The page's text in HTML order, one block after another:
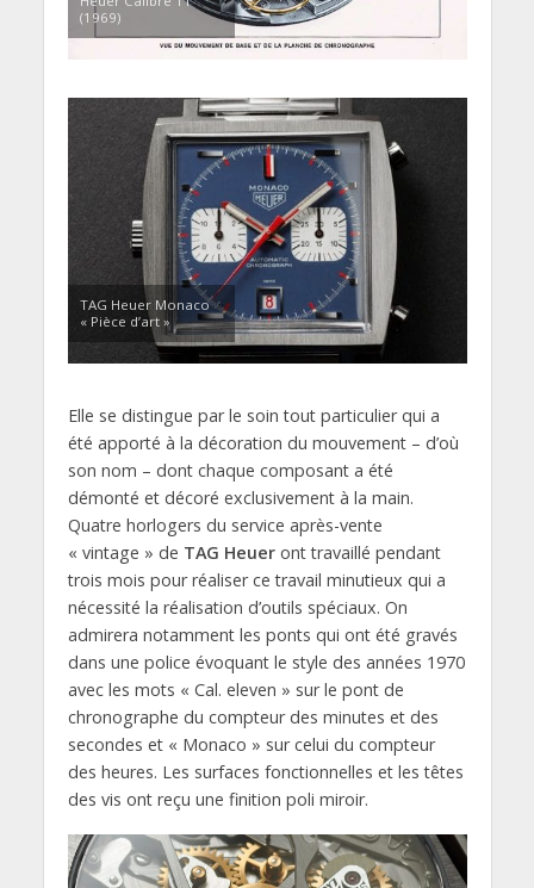
(1969)
TAG Heuer Monaco
« Pièce d’art »
Elle se distingue par le soin tout particulier qui a
été apporté à la décoration du mouvement – d’où
son nom – dont chaque composant a été
démonté et décoré exclusivement à la main.
Quatre horlogers du service après-vente
« vintage » de TAG Heueront travaillé pendant
trois mois pour réaliser ce travail minutieux qui a
nécessité la réalisation d’outils spéciaux. On
admirera notamment les ponts qui ont été gravés
dans une police évoquant le style des années 1970
avec les mots « Cal. eleven » sur le pont de
chronographe du compteur des minutes et des
secondes et « Monaco » sur celui du compteur
des heures. Les surfaces fonctionnelles et les têtes
des vis ont reçu une finition poli miroir.